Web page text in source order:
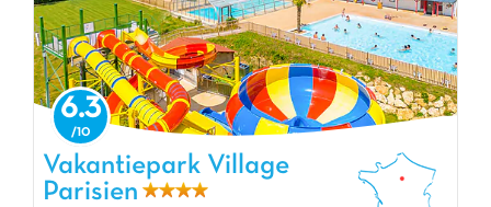
Vakantiepark Village Parisien, Vakantiepark Ile de Frankrijk
6.3
Vakantiepark Village
Parisien